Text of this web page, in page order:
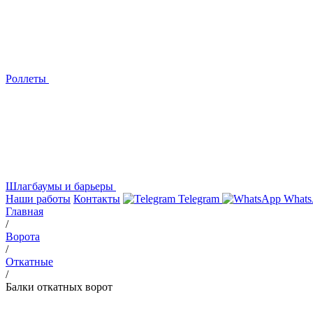
Роллеты
Шлагбаумы и барьеры
Наши работы Контакты Telegram
Главная
/
Ворота
/
Откатные
/
Балки откатных ворот